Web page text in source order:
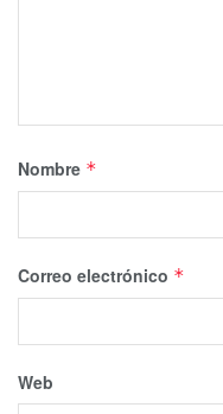
Nombre *
Correo electrónico *
Web